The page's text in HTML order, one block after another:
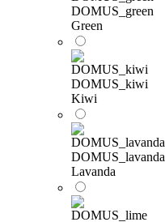
DOMUS_green
Green
DOMUS_kiwi
Kiwi
DOMUS_lavanda
Lavanda